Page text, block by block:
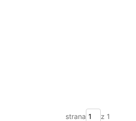
strana z 1